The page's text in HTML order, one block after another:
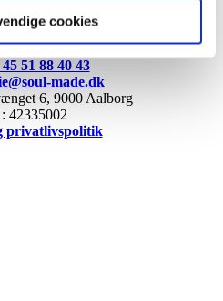
cookies
Made
51 88 40 43
made.dk
6, 9000 Aalborg
42335002
privatlivspolitik